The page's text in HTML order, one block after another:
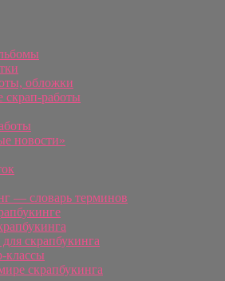
обложки
работы
новости»
— словарь терминов
скрапбукинга
классы
скрапбукинга